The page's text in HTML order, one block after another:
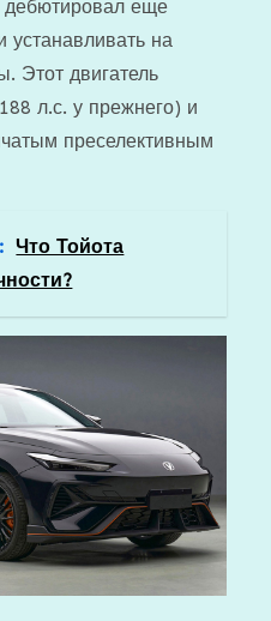
еще
устанавливать на
Этот двигатель
л.с. у прежнего) и
преселективным
Что Тойота